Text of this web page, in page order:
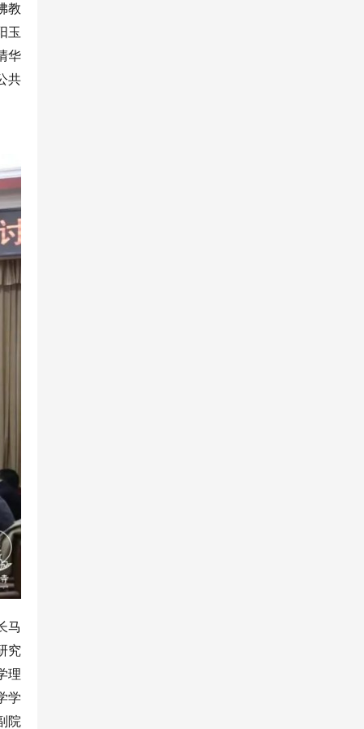
教
玉
华
共
马
究
理
学
院